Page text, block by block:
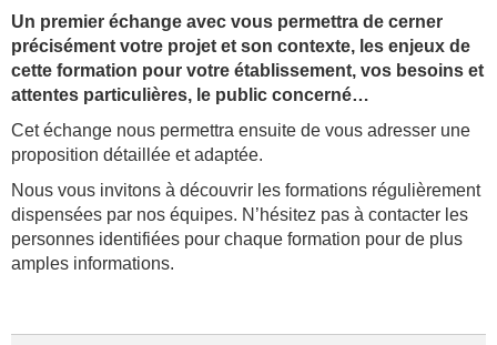
Un premier échange avec vous permettra de cerner
précisément votre projet et son contexte, les enjeux de
cette formation pour votre établissement, vos besoins et
attentes particulières, le public concerné…
Cet échange nous permettra ensuite de vous adresser une
proposition détaillée et adaptée.
Nous vous invitons à découvrir les formations régulièrement
dispensées par nos équipes. N’hésitez pas à contacter les
personnes identifiées pour chaque formation pour de plus
amples informations.